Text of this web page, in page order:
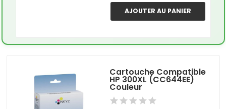
AJOUTER AU PANIER
Cartouche Compatible
HP 300XL (CC644EE)
Couleur